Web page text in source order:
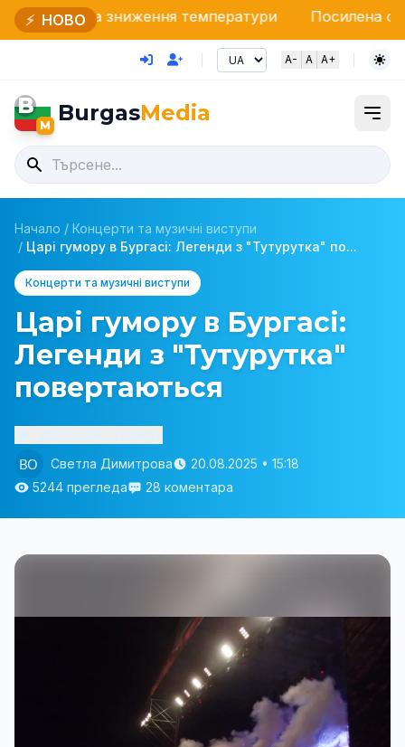
⚡ НОВО
зниження температури Посилена охорона
A- A A+
B
M BurgasMedia
Начало / Концерти та музичні виступи
/ Царі гумору в Бургасі: Легенди з "Тутурутка" по...
Концерти та музичні виступи
Царі гумору в Бургасі:
Легенди з "Тутурутка"
повертаються
Светла Димитрова
20.08.2025 • 15:18
5244 прегледа
28 коментара